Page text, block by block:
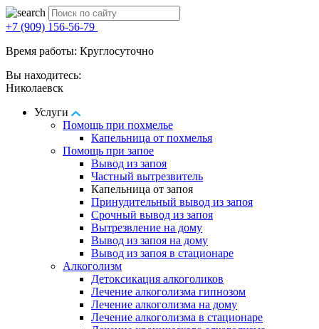
+7 (909) 156-56-79
Время работы: Круглосуточно
Вы находитесь:
Николаевск
Услуги
Помощь при похмелье
Капельница от похмелья
Помощь при запое
Вывод из запоя
Частный вытрезвитель
Капельница от запоя
Принудительный вывод из запоя
Срочный вывод из запоя
Вытрезвление на дому
Вывод из запоя на дому
Вывод из запоя в стационаре
Алкоголизм
Детоксикация алкоголиков
Лечение алкоголизма гипнозом
Лечение алкоголизма на дому
Лечение алкоголизма в стационаре